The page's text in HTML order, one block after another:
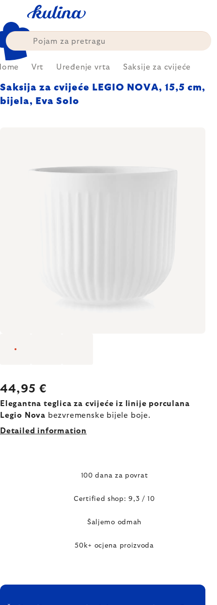
content
Vrt Uređenje vrta Saksije za cvijeće
Saksija za cvijeće LEGIO NOVA, 15,5 cm,
bijela, Eva Solo
44,95 €
Elegantna teglica za cvijeće iz linije porculana
Legio Nova bezvremenske bijele boje.
Detailed information
100 dana za povrat
Certified shop: 9,3 / 10
Šaljemo odmah
50k+ ocjena proizvoda
FOOTER